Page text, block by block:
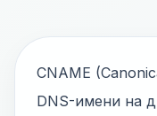
CNAME
DNS-имени на